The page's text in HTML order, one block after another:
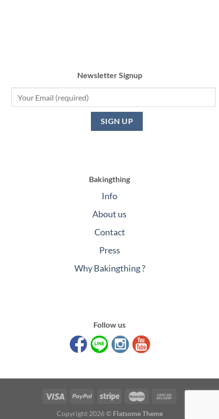
Newsletter Signup
Bakingthing
Info
About us
Contact
Press
Why Bakingthing ?
Follow us
Copyright 2026 © Flatsome Theme